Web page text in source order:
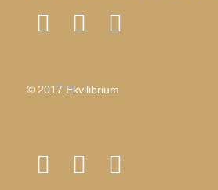
© 2017 Ekvilibrium